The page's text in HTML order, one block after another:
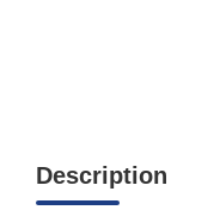
Description